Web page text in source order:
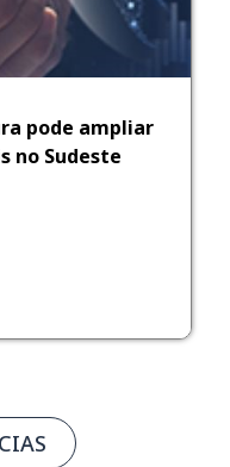
pode ampliar
no Sudeste